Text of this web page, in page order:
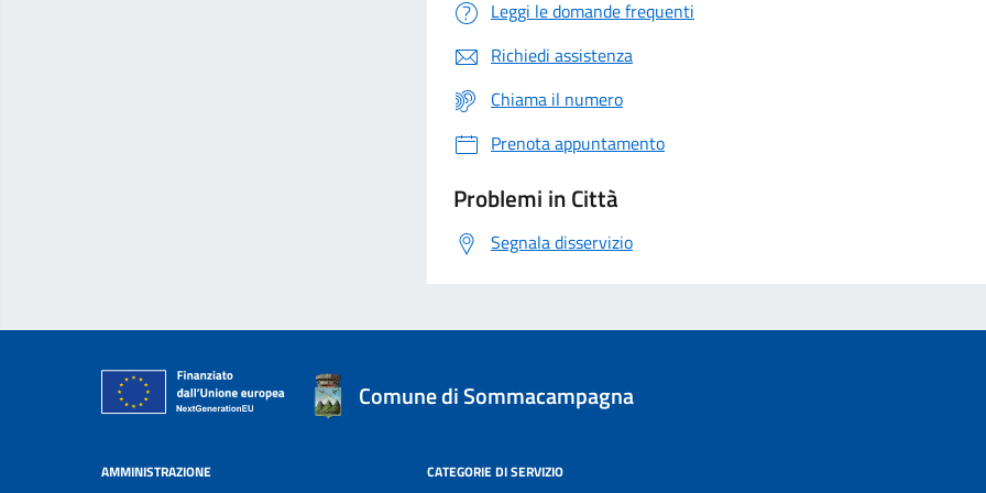
Leggi le domande frequenti
Richiedi assistenza
Chiama il numero
Prenota appuntamento
Problemi in Città
Segnala disservizio
Comune di Sommacampagna
AMMINISTRAZIONE CATEGORIE DI SERVIZIO